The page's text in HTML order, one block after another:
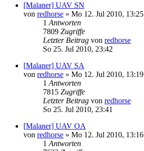
[Malaner] UAV SN
von redhorse » Mo 12. Jul 2010, 13:25
1 Antworten
7809 Zugriffe
Letzter Beitrag von redhorse
So 25. Jul 2010, 23:42
[Malaner] UAV SA
von redhorse » Mo 12. Jul 2010, 13:19
1 Antworten
7815 Zugriffe
Letzter Beitrag von redhorse
So 25. Jul 2010, 23:41
[Malaner] UAV OA
von redhorse » Mo 12. Jul 2010, 13:16
1 Antworten